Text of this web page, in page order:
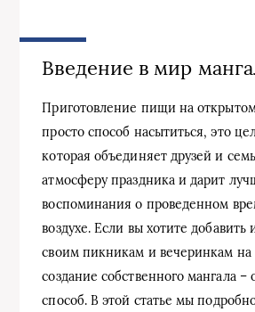
Введение в мир
Приготовление пищи на
просто способ насытиться, это
которая объединяет друзей и
атмосферу праздника и дарит
воспоминания о проведенном
воздухе. Если вы хотите
своим пикникам и вечеринкам на
создание собственного мангала –
способ. В этой статье мы